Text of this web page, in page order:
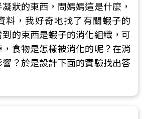
狀的東西，問媽媽這是什麼，
料，我好奇地找了有關蝦子的
的束西是蝦子的消化組織，可
食物是怎樣被消化的呢？在消
？於是設計下面的實驗找出答